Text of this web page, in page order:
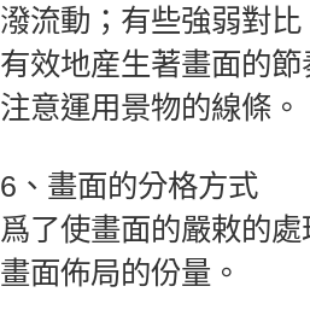
潑流動；有些強弱對
有效地産生著畫面的
注意運用景物的線條。
6、畫面的分格方式
爲了使畫面的嚴敕的
畫面佈局的份量。